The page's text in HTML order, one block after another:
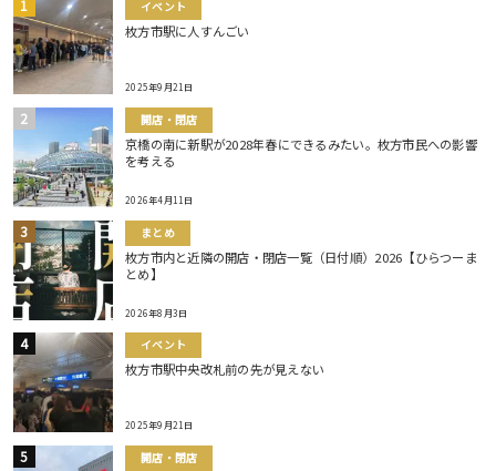
イベント
枚方市駅に人すんごい
2025年9月21日
開店・閉店
京橋の南に新駅が2028年春にできるみたい。枚方市民への影響
を考える
2026年4月11日
まとめ
枚方市内と近隣の開店・閉店一覧（日付順）2026【ひらつーま
とめ】
2026年8月3日
イベント
枚方市駅中央改札前の先が見えない
2025年9月21日
開店・閉店